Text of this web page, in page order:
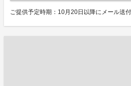
ご提供予定時期：10月20日以降にメール送付